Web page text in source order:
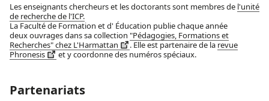
Les enseignants chercheurs et les doctorants sont membres de l'unité
de recherche de l'ICP.
La Faculté de Formation et d' Éducation publie chaque année
deux ouvrages dans sa collection "Pédagogies, Formations et
Recherches" chez L'Harmattan
. Elle est partenaire de la revue
Phronesis
et y coordonne des numéros spéciaux.
Partenariats